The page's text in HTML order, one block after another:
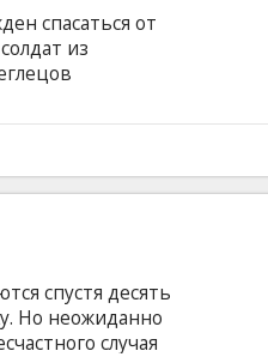
спасаться от
из
спустя десять
Но неожиданно
случая